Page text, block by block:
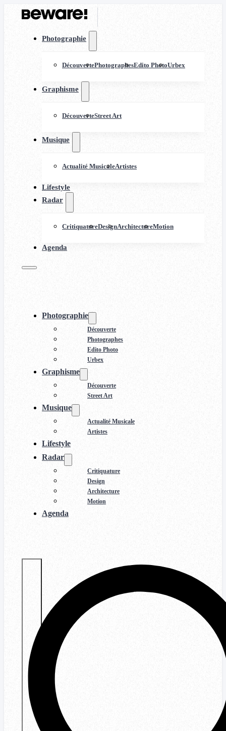
Photographie
DécouvertePhotographesEdito PhotoUrbex
Graphisme
DécouverteStreet Art
Musique
Actualité MusicaleArtistes
Lifestyle
Radar
CritiquatureDesignArchitectureMotion
Agenda
Photographie
Découverte
Photographes
Edito Photo
Urbex
Graphisme
Découverte
Street Art
Musique
Actualité Musicale
Artistes
Lifestyle
Radar
Critiquature
Design
Architecture
Motion
Agenda